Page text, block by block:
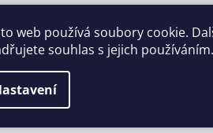
web používá soubory cookie.
souhlas s jejich používáním.
Klíč očkoplochý metrický
28mm NAREX 443000542
DIN3113